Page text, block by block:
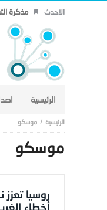
الاحدث مذكرة
الرئيسية
موسكو
موسكو
روسيا
أخطاء